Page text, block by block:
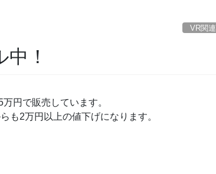
VR関連
！
円で販売しています。
も2万円以上の値下げになります。